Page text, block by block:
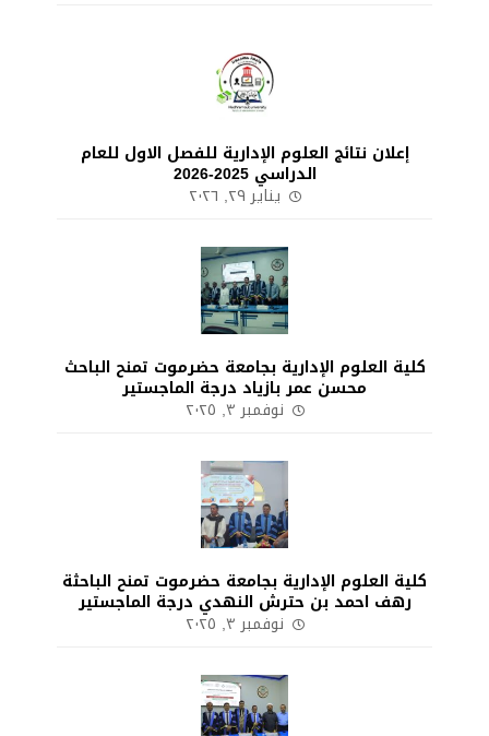
إعلان نتائج العلوم الإدارية للفصل الاول للعام
الدراسي 2025-2026
يناير ٢٩, ٢٠٢٦
كلية العلوم الإدارية بجامعة حضرموت تمنح الباحث
محسن عمر بازياد درجة الماجستير
نوفمبر ٣, ٢٠٢٥
كلية العلوم الإدارية بجامعة حضرموت تمنح الباحثة
رهف احمد بن حترش النهدي درجة الماجستير
نوفمبر ٣, ٢٠٢٥